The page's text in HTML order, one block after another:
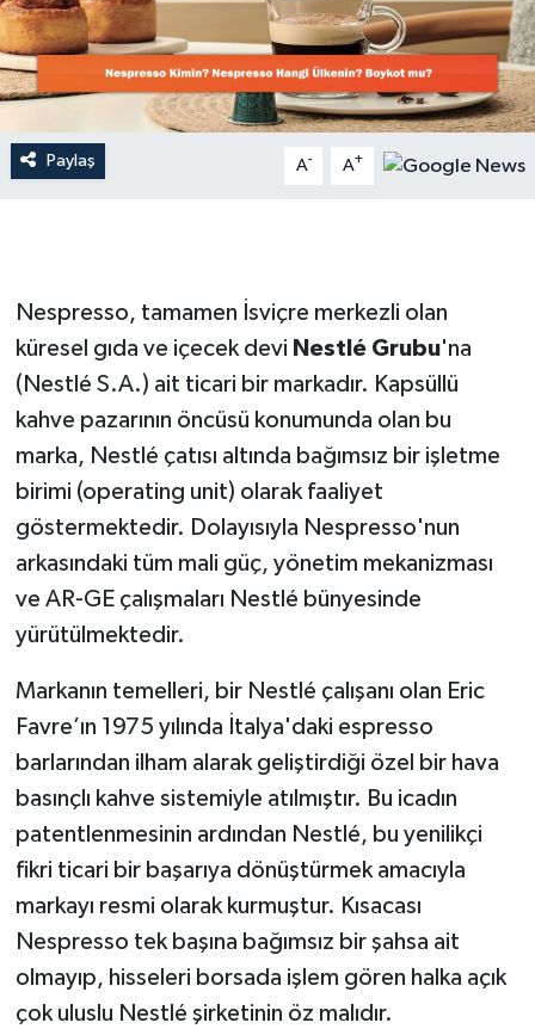
Paylaş A- A+
Nespresso, tamamen İsviçre merkezli olan
küresel gıda ve içecek devi Nestlé Grubu'na
(Nestlé S.A.) ait ticari bir markadır. Kapsüllü
kahve pazarının öncüsü konumunda olan bu
marka, Nestlé çatısı altında bağımsız bir işletme
birimi (operating unit) olarak faaliyet
göstermektedir. Dolayısıyla Nespresso'nun
arkasındaki tüm mali güç, yönetim mekanizması
ve AR-GE çalışmaları Nestlé bünyesinde
yürütülmektedir.
Markanın temelleri, bir Nestlé çalışanı olan Eric
Favre’ın 1975 yılında İtalya'daki espresso
barlarından ilham alarak geliştirdiği özel bir hava
basınçlı kahve sistemiyle atılmıştır. Bu icadın
patentlenmesinin ardından Nestlé, bu yenilikçi
fikri ticari bir başarıya dönüştürmek amacıyla
markayı resmi olarak kurmuştur. Kısacası
Nespresso tek başına bağımsız bir şahsa ait
olmayıp, hisseleri borsada işlem gören halka açık
çok uluslu Nestlé şirketinin öz malıdır.